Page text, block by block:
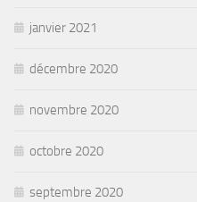
janvier 2021
décembre 2020
novembre 2020
octobre 2020
septembre 2020